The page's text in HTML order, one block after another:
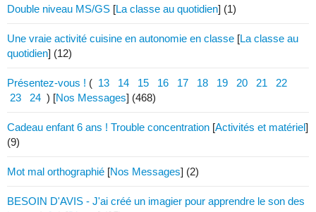
Double niveau MS/GS [La classe au quotidien] (1)
Une vraie activité cuisine en autonomie en classe [La classe au
quotidien] (12)
Présentez-vous ! ( 13 14 15 16 17 18 19 20 21
22
23
24 ) [Nos Messages] (468)
Cadeau enfant 6 ans ! Trouble concentration [Activités et matériel]
(9)
Mot mal orthographié [Nos Messages] (2)
BESOIN D'AVIS - J'ai créé un imagier pour apprendre le son des